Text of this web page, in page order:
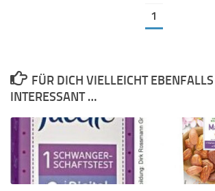
1
FÜR DICH VIELLEICHT EBENFALLS
INTERESSANT …